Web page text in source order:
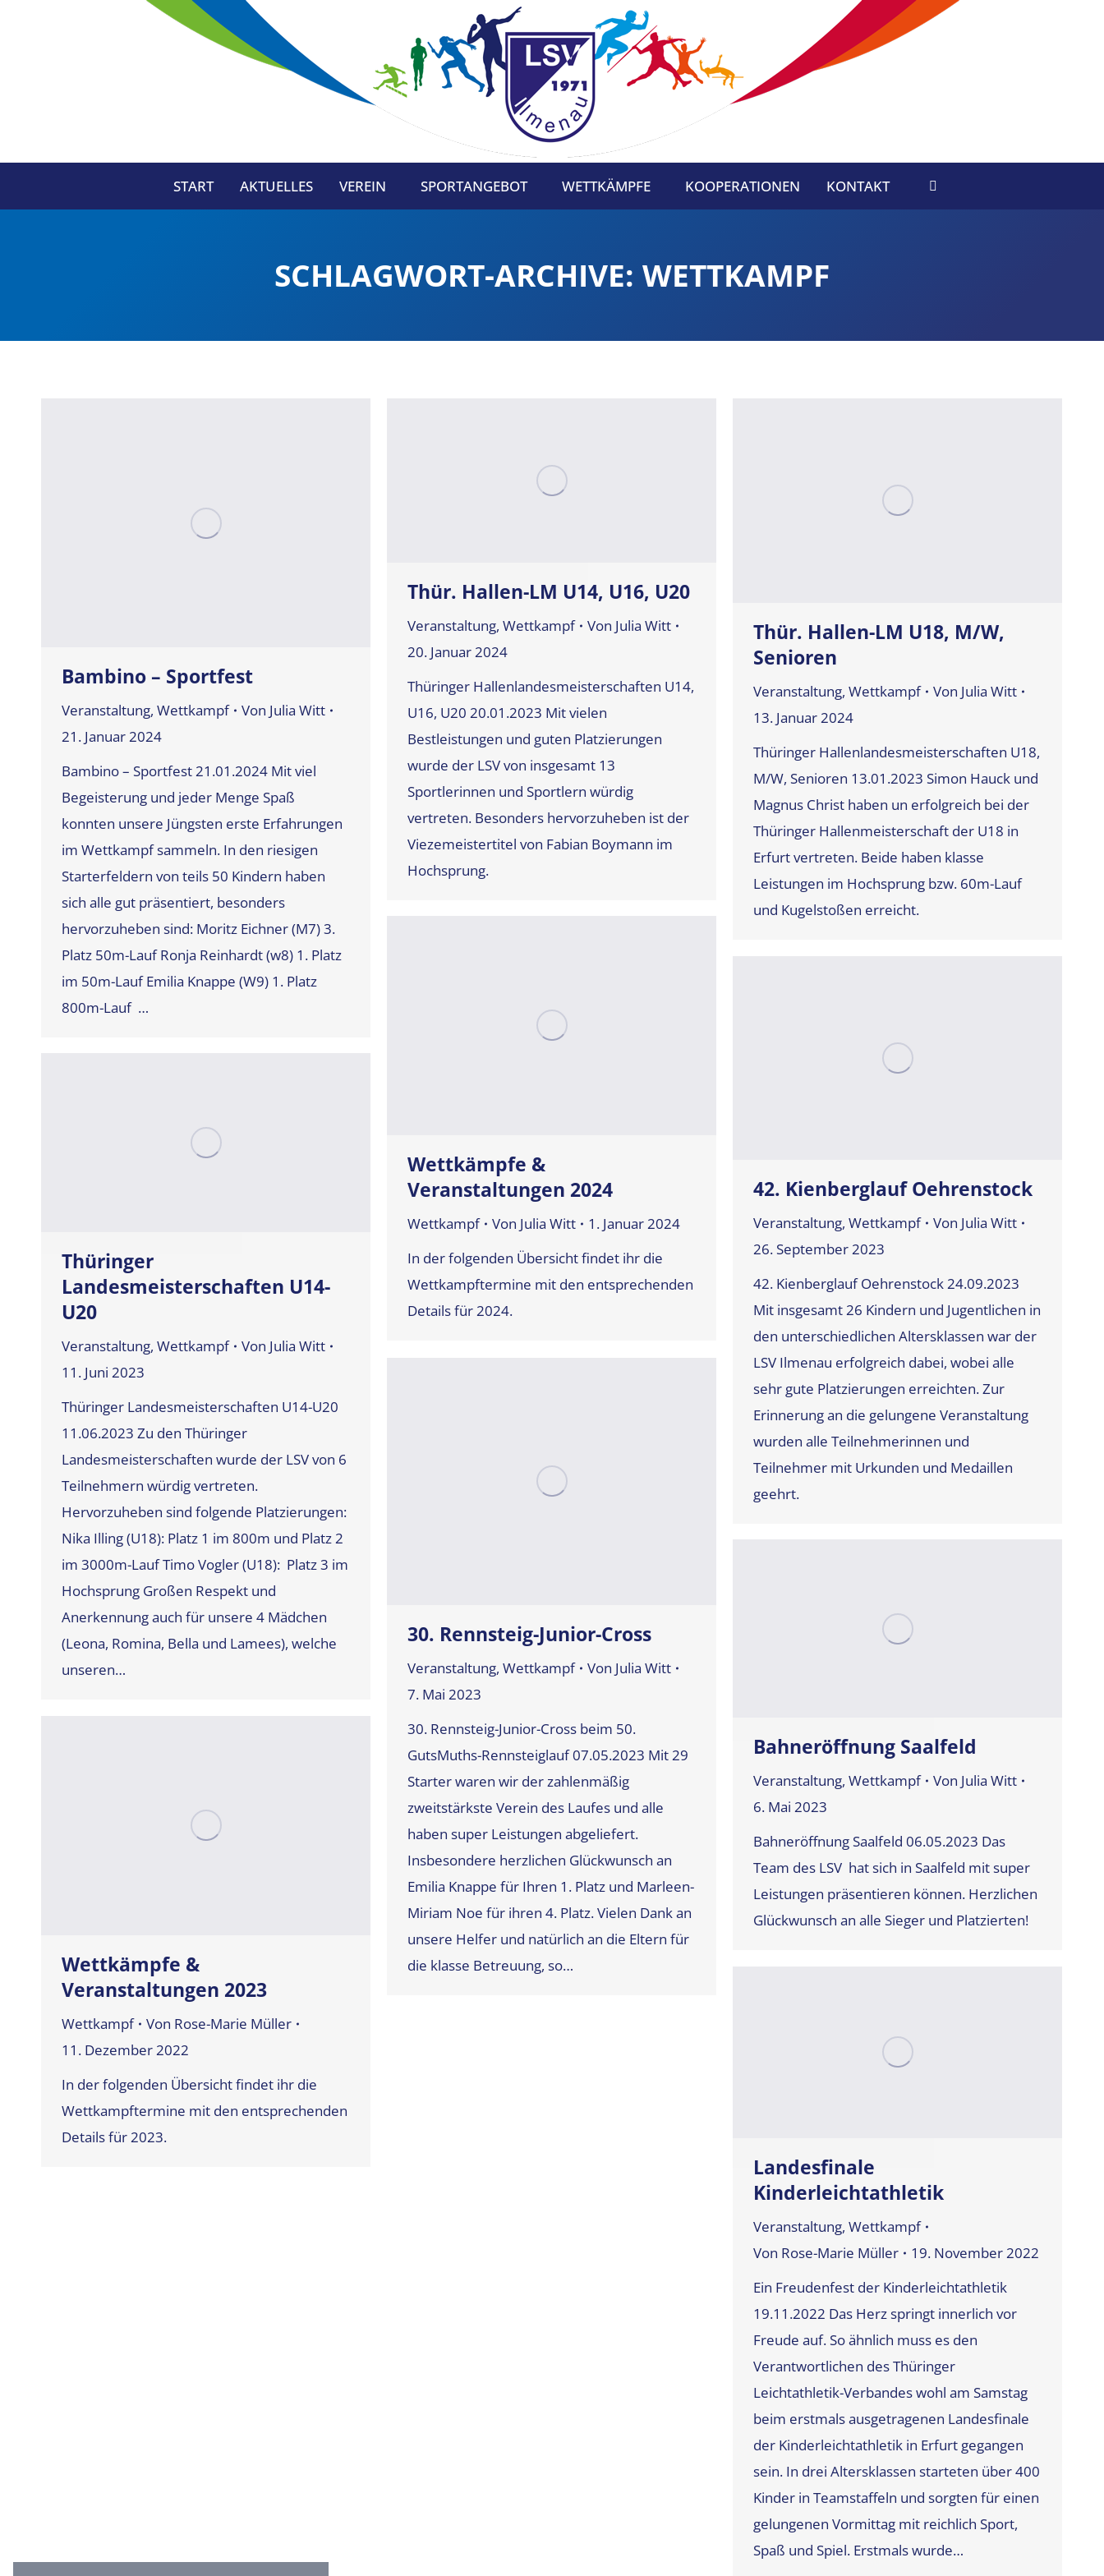
START AKTUELLES VEREIN SPORTANGEBOT WETTKÄMPFE KOOPERATIONEN KONTAKT Search:
SCHLAGWORT-ARCHIVE: WETTKAMPF
Bambino – Sportfest
Veranstaltung, Wettkampf Von Julia Witt
21. Januar 2024
Bambino – Sportfest 21.01.2024 Mit viel
Begeisterung und jeder Menge Spaß
konnten unsere Jüngsten erste Erfahrungen
im Wettkampf sammeln. In den riesigen
Starterfeldern von teils 50 Kindern haben
sich alle gut präsentiert, besonders
hervorzuheben sind: Moritz Eichner (M7) 3.
Platz 50m-Lauf Ronja Reinhardt (w8) 1. Platz
im 50m-Lauf Emilia Knappe (W9) 1. Platz
800m-Lauf …
Thür. Hallen-LM U14, U16, U20
Veranstaltung, Wettkampf Von Julia Witt
20. Januar 2024
Thüringer Hallenlandesmeisterschaften U14,
U16, U20 20.01.2023 Mit vielen
Bestleistungen und guten Platzierungen
wurde der LSV von insgesamt 13
Sportlerinnen und Sportlern würdig
vertreten. Besonders hervorzuheben ist der
Viezemeistertitel von Fabian Boymann im
Hochsprung.
Thür. Hallen-LM U18, M/W,
Senioren
Veranstaltung, Wettkampf Von Julia Witt
13. Januar 2024
Thüringer Hallenlandesmeisterschaften U18,
M/W, Senioren 13.01.2023 Simon Hauck und
Magnus Christ haben un erfolgreich bei der
Thüringer Hallenmeisterschaft der U18 in
Erfurt vertreten. Beide haben klasse
Leistungen im Hochsprung bzw. 60m-Lauf
und Kugelstoßen erreicht.
Wettkämpfe &
Veranstaltungen 2024
Wettkampf Von Julia Witt
1. Januar 2024
In der folgenden Übersicht findet ihr die
Wettkampftermine mit den entsprechenden
Details für 2024.
42. Kienberglauf Oehrenstock
Veranstaltung, Wettkampf Von Julia Witt
26. September 2023
42. Kienberglauf Oehrenstock 24.09.2023
Mit insgesamt 26 Kindern und Jugentlichen in
den unterschiedlichen Altersklassen war der
LSV Ilmenau erfolgreich dabei, wobei alle
sehr gute Platzierungen erreichten. Zur
Erinnerung an die gelungene Veranstaltung
wurden alle Teilnehmerinnen und
Teilnehmer mit Urkunden und Medaillen
geehrt.
Thüringer
Landesmeisterschaften U14-
U20
Veranstaltung, Wettkampf Von Julia Witt
11. Juni 2023
Thüringer Landesmeisterschaften U14-U20
11.06.2023 Zu den Thüringer
Landesmeisterschaften wurde der LSV von 6
Teilnehmern würdig vertreten.
Hervorzuheben sind folgende Platzierungen:
Nika Illing (U18): Platz 1 im 800m und Platz 2
im 3000m-Lauf Timo Vogler (U18): Platz 3 im
Hochsprung Großen Respekt und
Anerkennung auch für unsere 4 Mädchen
(Leona, Romina, Bella und Lamees), welche
unseren…
30. Rennsteig-Junior-Cross
Veranstaltung, Wettkampf Von Julia Witt
7. Mai 2023
30. Rennsteig-Junior-Cross beim 50.
GutsMuths-Rennsteiglauf 07.05.2023 Mit 29
Starter waren wir der zahlenmäßig
zweitstärkste Verein des Laufes und alle
haben super Leistungen abgeliefert.
Insbesondere herzlichen Glückwunsch an
Emilia Knappe für Ihren 1. Platz und Marleen-
Miriam Noe für ihren 4. Platz. Vielen Dank an
unsere Helfer und natürlich an die Eltern für
die klasse Betreuung, so…
Bahneröffnung Saalfeld
Veranstaltung, Wettkampf Von Julia Witt
6. Mai 2023
Bahneröffnung Saalfeld 06.05.2023 Das
Team des LSV hat sich in Saalfeld mit super
Leistungen präsentieren können. Herzlichen
Glückwunsch an alle Sieger und Platzierten!
Wettkämpfe &
Veranstaltungen 2023
Wettkampf Von Rose-Marie Müller
11. Dezember 2022
In der folgenden Übersicht findet ihr die
Wettkampftermine mit den entsprechenden
Details für 2023.
Landesfinale
Kinderleichtathletik
Veranstaltung, Wettkampf
Von Rose-Marie Müller
19. November 2022
Ein Freudenfest der Kinderleichtathletik
19.11.2022 Das Herz springt innerlich vor
Freude auf. So ähnlich muss es den
Verantwortlichen des Thüringer
Leichtathletik-Verbandes wohl am Samstag
beim erstmals ausgetragenen Landesfinale
der Kinderleichtathletik in Erfurt gegangen
sein. In drei Altersklassen starteten über 400
Kinder in Teamstaffeln und sorgten für einen
gelungenen Vormittag mit reichlich Sport,
Spaß und Spiel. Erstmals wurde…